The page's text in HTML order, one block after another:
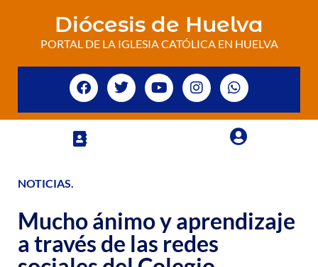
Diócesis de Huelva
PORTAL DE LA IGLESIA CATÓLICA EN HUELVA
NOTICIAS.
Mucho ánimo y aprendizaje
a través de las redes